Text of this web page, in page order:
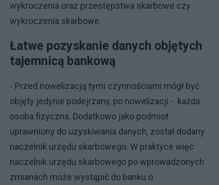
wykroczenia oraz przestępstwa skarbowe czy
wykroczenia skarbowe.
Łatwe pozyskanie danych objętych
tajemnicą bankową
- Przed nowelizacją tymi czynnościami mógł być
objęty jedynie podejrzany, po nowelizacji - każda
osoba fizyczna. Dodatkowo jako podmiot
uprawniony do uzyskiwania danych, został dodany
naczelnik urzędu skarbowego. W praktyce więc
naczelnik urzędu skarbowego po wprowadzonych
zmianach może wystąpić do banku o